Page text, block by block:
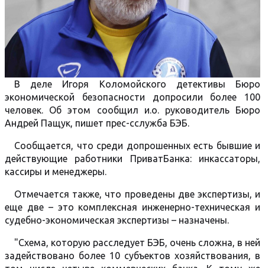
В деле Игоря Коломойского детективы Бюро
экономической безопасности допросили более 100
человек. Об этом сообщил и.о. руководитель Бюро
Андрей Пащук, пишет прес-сслужба БЭБ.
Сообщается, что среди допрошенных есть бывшие и
действующие работники ПриватБанка: инкассаторы,
кассиры и менеджеры.
Отмечается также, что проведены две экспертизы, и
еще две – это комплексная инженерно-техническая и
судебно-экономическая экспертизы – назначены.
"Схема, которую расследует БЭБ, очень сложна, в ней
задействовано более 10 субъектов хозяйствования, в